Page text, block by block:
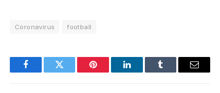
Coronavirus football
FacebookTwitter Pinterest LinkedInTumblr Email